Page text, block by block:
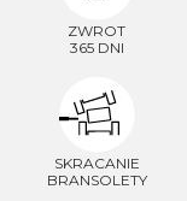
ZWROT
365 DNI
SKRACANIE
BRANSOLETY